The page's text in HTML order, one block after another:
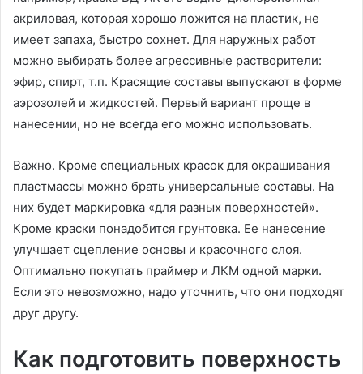
акриловая, которая хорошо ложится на пластик, не
имеет запаха, быстро сохнет. Для наружных работ
можно выбирать более агрессивные растворители:
эфир, спирт, т.п. Красящие составы выпускают в форме
аэрозолей и жидкостей. Первый вариант проще в
нанесении, но не всегда его можно использовать.
Важно. Кроме специальных красок для окрашивания
пластмассы можно брать универсальные составы. На
них будет маркировка «для разных поверхностей».
Кроме краски понадобится грунтовка. Ее нанесение
улучшает сцепление основы и красочного слоя.
Оптимально покупать праймер и ЛКМ одной марки.
Если это невозможно, надо уточнить, что они подходят
друг другу.
Как подготовить поверхность